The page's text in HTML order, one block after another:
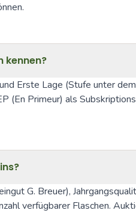
kennen?
Erste Lage (Stufe unter
Primeur) als
G. Breuer),
verfügbarer Flaschen.